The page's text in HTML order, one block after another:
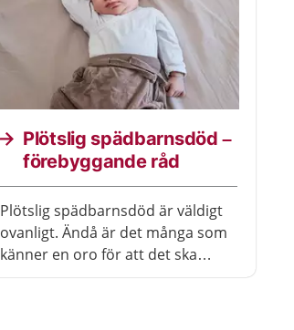
Plötslig spädbarnsdöd –
förebyggande råd
Plötslig spädbarnsdöd är väldigt
ovanligt. Ändå är det många som
känner en oro för att det ska